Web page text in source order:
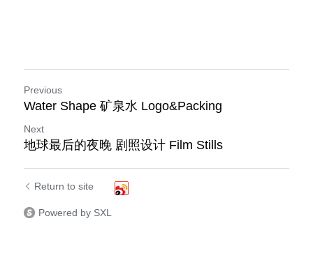
Previous
Water Shape 矿泉水 Logo&Packing
Next
地球最后的夜晚 剧照设计 Film Stills
Return to site
Powered by SXL